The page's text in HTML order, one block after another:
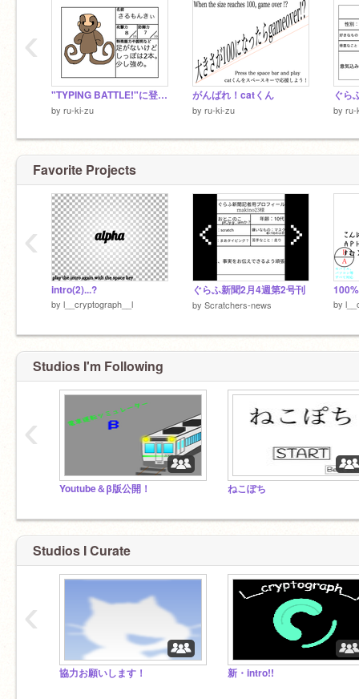
"TYPING BATTLE!"に登場するモンスター
by ru-ki-zu
がんばれ！catくん
by ru-ki-zu by ru-
‹
Favorite Projects
intro(2)...?
by l__cryptograph__l
ぐらふ新聞2月4週第2号刊
by Scratchers-news by
‹
Studios I'm Following
Youtube＆β版公開！ ねこぽち
‹
Studios I Curate
協力お願いします！ 新・intro!!
‹